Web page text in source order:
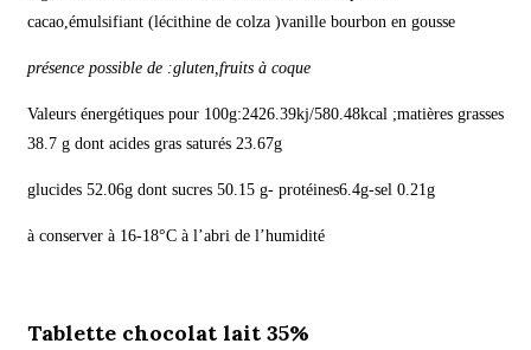
cacao,émulsifiant (lécithine de colza )vanille bourbon en gousse
présence possible de :gluten,fruits à coque
Valeurs énergétiques pour 100g:2426.39kj/580.48kcal ;matières grasses
38.7 g dont acides gras saturés 23.67g
glucides 52.06g dont sucres 50.15 g- protéines6.4g-sel 0.21g
à conserver à 16-18°C à l’abri de l’humidité
Tablette chocolat lait 35%